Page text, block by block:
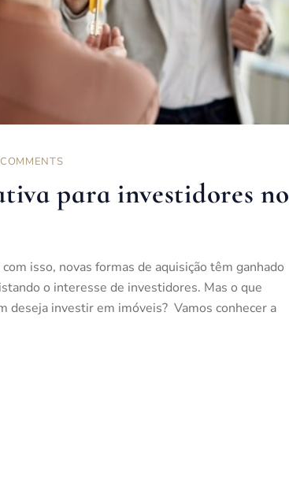
para investidores no
isso, novas formas de aquisição têm ganhado
o interesse de investidores. Mas o que
deseja investir em imóveis? Vamos conhecer a